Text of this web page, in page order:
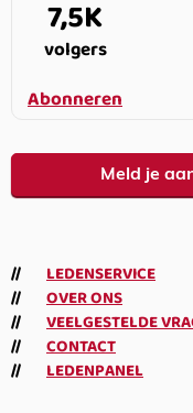
7,5K
volgers
Abonneren
Meld je
LEDENSERVICE
OVER ONS
VEELGESTELDE
CONTACT
LEDENPANEL